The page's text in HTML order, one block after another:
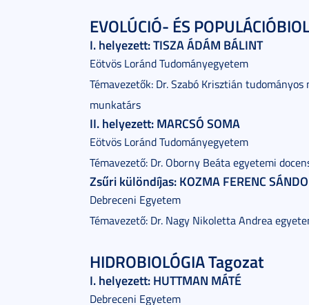
EVOLÚCIÓ- ÉS
I. helyezett: TISZA ÁDÁM BÁLINT
Eötvös Loránd Tudományegyetem
Témavezetők: Dr. Szabó Krisztián
munkatárs
II. helyezett: MARCSÓ SOMA
Eötvös Loránd Tudományegyetem
Témavezető: Dr. Oborny Beáta egyetemi
Zsűri különdíjas: KOZMA FERENC
Debreceni Egyetem
Témavezető: Dr. Nagy Nikoletta Andrea
HIDROBIOLÓGIA Tagozat
I. helyezett: HUTTMAN MÁTÉ
Debreceni Egyetem